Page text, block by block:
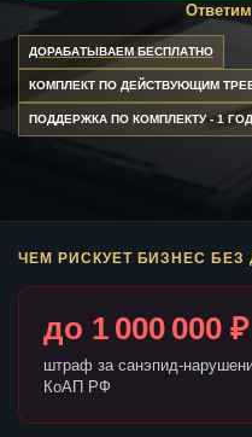
ДОРАБАТЫВАЕМ БЕСПЛАТНО
КОМПЛЕКТ ПО ДЕЙСТВУЮЩИМ
ПОДДЕРЖКА ПО КОМПЛЕКТУ - 1 ГОД
ЧЕМ РИСКУЕТ БИЗНЕС БЕЗ
до 1 000 000 ₽
штраф за санэпид-
КоАП РФ